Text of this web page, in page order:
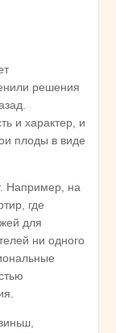
решения
и характер, и
плоды в виде
Например, на
где
для
ни одного